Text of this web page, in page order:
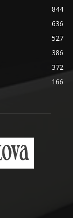
844
636
527
386
372
166